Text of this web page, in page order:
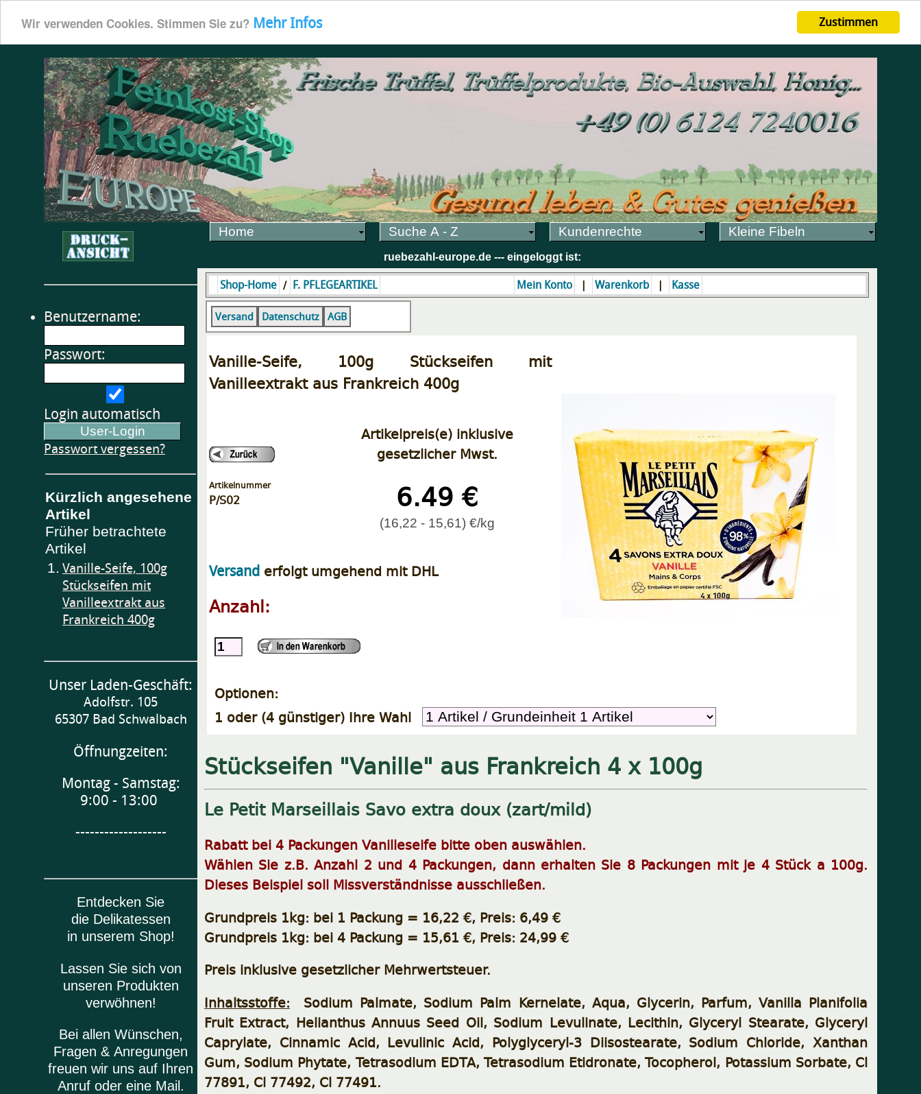
Zustimmen
Wir verwenden Cookies. Stimmen Sie zu? Mehr Infos
Home Suche A - Z Kundenrechte Kleine Fibeln
ruebezahl-europe.de --- eingeloggt ist:
Benutzername:
Passwort:
Login automatisch
Passwort vergessen?
Kürzlich angesehene
Artikel
Früher betrachtete
Artikel
1. Vanille-Seife, 100g
Stückseifen mit
Vanilleextrakt aus
Frankreich 400g
Unser Laden-Geschäft:
Adolfstr. 105
65307 Bad Schwalbach
Öffnungzeiten:
Montag - Samstag:
9:00 - 13:00
-------------------
Entdecken Sie
die Delikatessen
in unserem Shop!
Lassen Sie sich von
unseren Produkten
verwöhnen!
Bei allen Wünschen,
Fragen & Anregungen
freuen wir uns auf Ihren
Anruf oder eine Mail.
Shop-Home / F. PFLEGEARTIKEL Mein Konto | Warenkorb | Kasse
Versand Datenschutz AGB
Vanille-Seife, 100g Stückseifen mit
Vanilleextrakt aus Frankreich 400g
Artikelnummer
P/S02
Artikelpreis(e) inklusive
gesetzlicher Mwst.
6.49 €
(16,22 - 15,61) €/kg
Versand erfolgt umgehend mit DHL
Anzahl:
Optionen:
1 oder (4 günstiger) Ihre Wahl
Stückseifen "Vanille" aus Frankreich 4 x 100g
Le Petit Marseillais Savo extra doux (zart/mild)
Rabatt bei 4 Packungen Vanilleseife bitte oben auswählen.
Wählen Sie z.B. Anzahl 2 und 4 Packungen, dann erhalten Sie 8 Packungen mit je 4 Stück a 100g.
Dieses Beispiel soll Missverständnisse ausschließen.
Grundpreis 1kg: bei 1 Packung = 16,22 €, Preis: 6,49 €
Grundpreis 1kg: bei 4 Packung = 15,61 €, Preis: 24,99 €
Preis inklusive gesetzlicher Mehrwertsteuer.
Inhaltsstoffe: Sodium Palmate, Sodium Palm Kernelate, Aqua, Glycerin, Parfum, Vanilla Planifolia
Fruit Extract, Helianthus Annuus Seed Oil, Sodium Levulinate, Lecithin, Glyceryl Stearate, Glyceryl
Caprylate, Cinnamic Acid, Levulinic Acid, Polyglyceryl-3 Diisostearate, Sodium Chloride, Xanthan
Gum, Sodium Phytate, Tetrasodium EDTA, Tetrasodium Etidronate, Tocopherol, Potassium Sorbate, Cl
77891, Cl 77492, Cl 77491.